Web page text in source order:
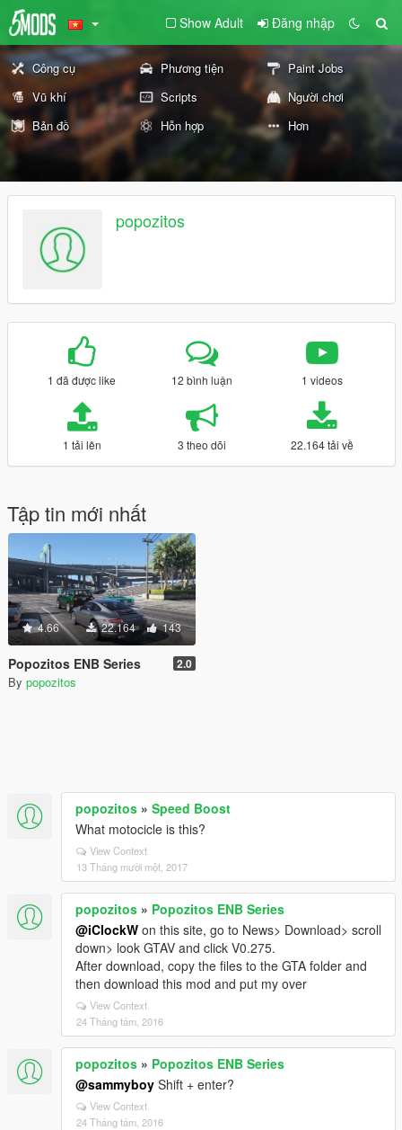
Show Adult Đăng nhập
Công cụ Phương tiện
Paint Jobs
Vũ khí
Scripts
Người chơi
Bản đồ
Hỗn hợp Hơn
popozitos
1 đã được like 12 bình luận 1 videos
1 tải lên 3 theo dõi 22.164 tải về
Tập tin mới nhất
4.66 22.164 143
Popozitos ENB Series 2.0
By popozitos
popozitos » Speed Boost
What motocicle is this?
View Context
13 Tháng mười một, 2017
popozitos » Popozitos ENB Series
@iClockW on this site, go to News> Download> scroll
down> look GTAV and click V0.275.
After download, copy the files to the GTA folder and
then download this mod and put my over
View Context
24 Tháng tám, 2016
popozitos » Popozitos ENB Series
@sammyboy Shift + enter?
View Context
24 Tháng tám, 2016